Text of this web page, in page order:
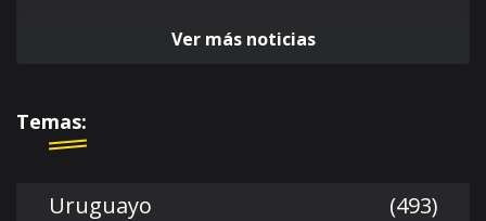
Ver más noticias
Temas:
Uruguayo (493)